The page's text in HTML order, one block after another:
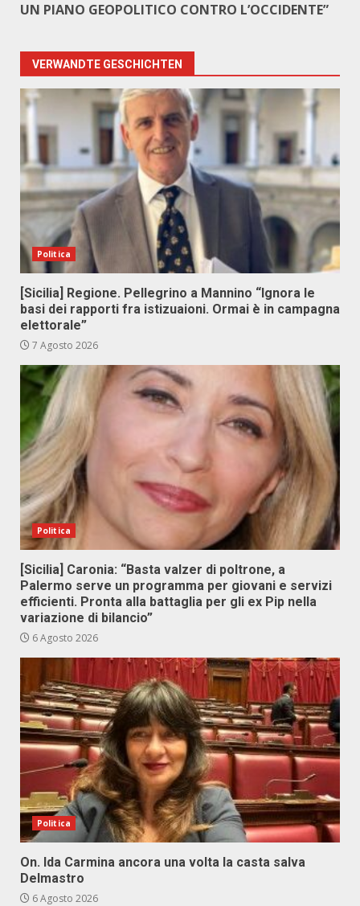
UN PIANO GEOPOLITICO CONTRO L’OCCIDENTE”
VERWANDTE GESCHICHTEN
Politica
[Sicilia] Regione. Pellegrino a Mannino “Ignora le
basi dei rapporti fra istizuaioni. Ormai è in campagna
elettorale”
7 Agosto 2026
Politica
[Sicilia] Caronia: “Basta valzer di poltrone, a
Palermo serve un programma per giovani e servizi
efficienti. Pronta alla battaglia per gli ex Pip nella
variazione di bilancio”
6 Agosto 2026
Politica
On. Ida Carmina ancora una volta la casta salva
Delmastro
6 Agosto 2026